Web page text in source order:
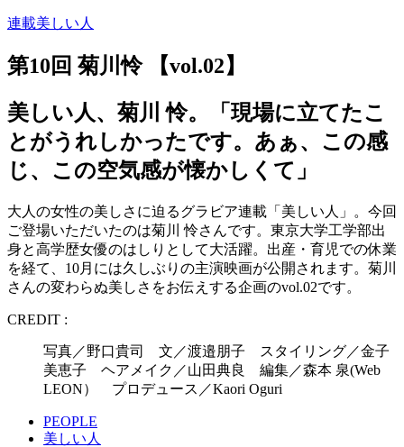
連載美しい人
第10回 菊川怜 【vol.02】
美しい人、菊川 怜。「現場に立てたこ
とがうれしかったです。あぁ、この感
じ、この空気感が懐かしくて」
大人の女性の美しさに迫るグラビア連載「美しい人」。今回
ご登場いただいたのは菊川 怜さんです。東京大学工学部出
身と高学歴女優のはしりとして大活躍。出産・育児での休業
を経て、10月には久しぶりの主演映画が公開されます。菊川
さんの変わらぬ美しさをお伝えする企画のvol.02です。
CREDIT :
写真／野口貴司 文／渡邉朋子 スタイリング／金子
美恵子 ヘアメイク／山田典良 編集／森本 泉(Web
LEON） プロデュース／Kaori Oguri
PEOPLE
美しい人